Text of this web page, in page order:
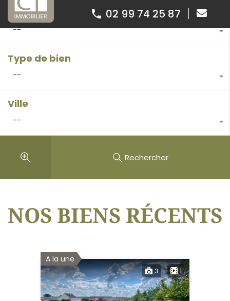
02 99 74 25 87
Type de transaction
--
Type de bien
--
Ville
--
Rechercher
NOS BIENS RÉCENTS
A la une
3 1